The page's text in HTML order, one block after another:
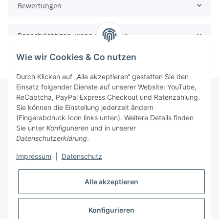
Bewertungen
Benachrichtigen, wenn verfügbar
Gesetzliche Informationen
Informationen
Vertrag widerrufen
Wie wir Cookies & Co nutzen
Durch Klicken auf „Alle akzeptieren“ gestatten Sie den
Einsatz folgender Dienste auf unserer Website: YouTube,
ReCaptcha, PayPal Express Checkout und Ratenzahlung.
Sie können die Einstellung jederzeit ändern
(Fingerabdruck-Icon links unten). Weitere Details finden
Sie unter Konfigurieren und in unserer
Datenschutzerklärung.
Impressum Datenschutz
Alle akzeptieren
Konfigurieren